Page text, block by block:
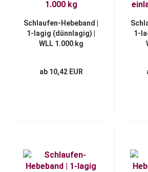
Schlaufen-Hebeband |
1-lagig (dünnlagig) |
WLL 1.000 kg
ab 10,42 EUR
1-